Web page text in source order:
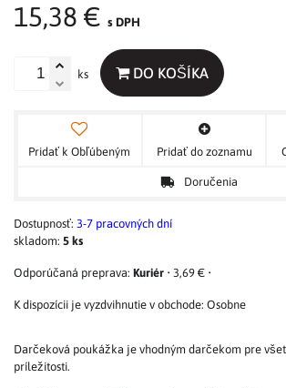
15,38 € s DPH
ks DO KOŠÍKA
Pridať k Obľúbeným Pridať do zoznamu
Doručenia
Dostupnosť: 3-7 pracovných dní
skladom: 5 ks
Kuriér • 3,69 € •
Osobne
Darčeková poukážka je vhodným darčekom pre
príležitosti.